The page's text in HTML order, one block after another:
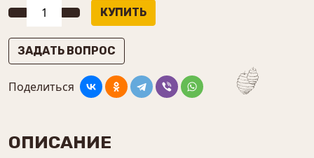
ЗАДАТЬ ВОПРОС
Поделиться
ОПИСАНИЕ